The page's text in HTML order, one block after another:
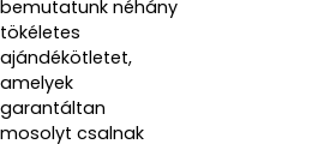
bemutatunk néhány
tökéletes
ajándékötletet,
amelyek
garantáltan
mosolyt csalnak